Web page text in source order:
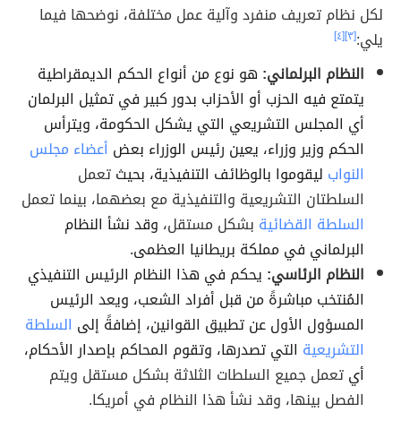
لكل نظام تعريف منفرد وآلية عمل مختلفة، نوضحها فيما
يلي:[٣] [٤]
النظام البرلماني: هو نوع من أنواع الحكم الديمقراطية
يتمتع فيه الحزب أو الأحزاب بدور كبير في تمثيل البرلمان
أي المجلس التشريعي التي يشكل الحكومة، ويترأس
الحكم وزير وزراء، يعين رئيس الوزراء بعض أعضاء مجلس
النواب ليقوموا بالوظائف التنفيذية، بحيثتعمل
السلطتان التشريعية والتنفيذية مع بعضهما، بينما تعمل
السلطة القضائية بشكل مستقل، وقد نشأ النظام
البرلماني في مملكة بريطانيا العظمى.
النظام الرئاسي: يحكم في هذا النظام الرئيس التنفيذي
المُنتخب مباشرةً من قبل أفراد الشعب، ويعد الرئيس
المسؤول الأول عن تطبيق القوانين، إضافةً إلى السلطة
التشريعية التي تصدرها، وتقوم المحاكم بإصدار الأحكام،
أيتعمل جميع السلطات الثلاثة بشكل مستقل ويتم
الفصل بينها، وقد نشأ هذا النظام في أمريكا.